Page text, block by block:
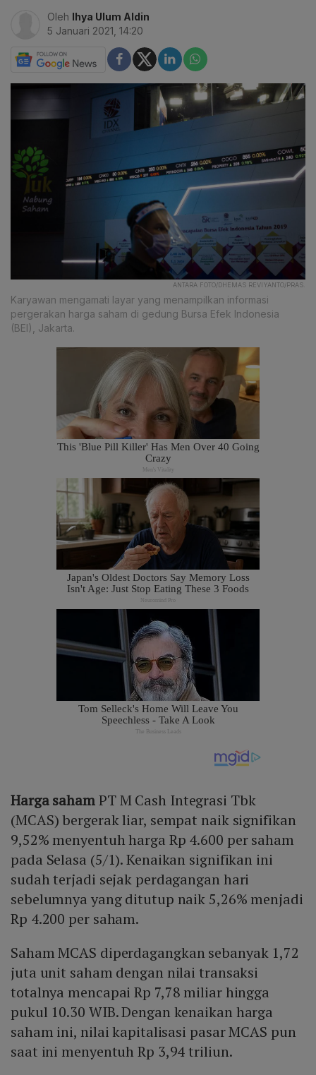
Oleh Ihya Ulum Aldin
5 Januari 2021, 14:20
ANTARA FOTO/DHEMAS REVIYANTO/PRAS.
Karyawan mengamati layar yang menampilkan informasi
pergerakan harga saham di gedung Bursa Efek Indonesia
(BEI), Jakarta.
Harga sahamPT M Cash Integrasi Tbk
(MCAS) bergerak liar, sempat naik signifikan
9,52% menyentuh harga Rp 4.600 per saham
pada Selasa (5/1). Kenaikan signifikan ini
sudah terjadi sejak perdagangan hari
sebelumnya yang ditutup naik 5,26% menjadi
Rp 4.200 per saham.
Saham MCAS diperdagangkan sebanyak 1,72
juta unit saham dengan nilai transaksi
totalnya mencapai Rp 7,78 miliar hingga
pukul 10.30 WIB. Dengan kenaikan harga
saham ini, nilai kapitalisasi pasar MCAS pun
saat ini menyentuh Rp 3,94 triliun.